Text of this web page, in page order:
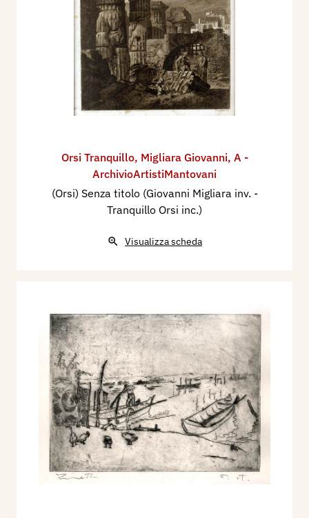
Orsi Tranquillo, Migliara Giovanni, A -
ArchivioArtistiMantovani
(Orsi) Senza titolo (Giovanni Migliara inv. -
Tranquillo Orsi inc.)
Visualizza scheda